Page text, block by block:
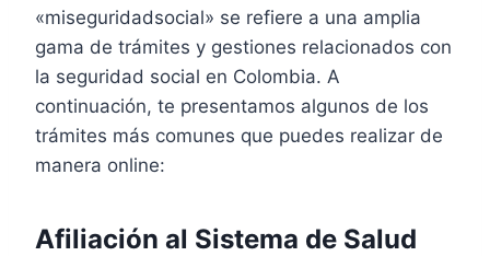
«miseguridadsocial» se refiere a una amplia
gama de trámites y gestiones relacionados con
la seguridad social en Colombia. A
continuación, te presentamos algunos de los
trámites más comunes que puedes realizar de
manera online:
Afiliación al Sistema de Salud